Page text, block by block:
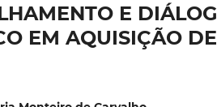
E
EM AQUISIÇÃO